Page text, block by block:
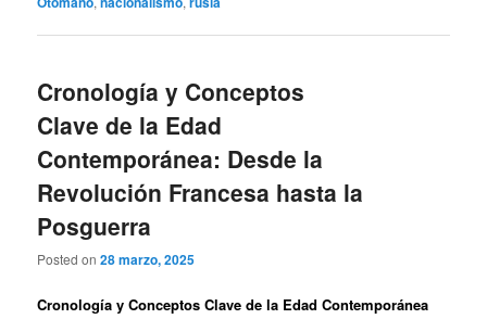
Cronología y Conceptos
Clave de la Edad
Contemporánea: Desde la
Revolución Francesa hasta la
Posguerra
Posted on28 marzo, 2025
Cronología y Conceptos Clave de la Edad Contemporánea